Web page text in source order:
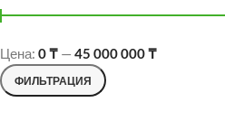
ФИЛЬТРАЦИЯ
Цена: 0 ₸ — 45 000 000 ₸